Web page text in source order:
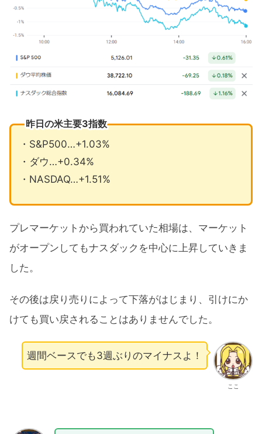
昨日の米主要3指数
・S&P500…+1.03%
・ダウ…+0.34%
・NASDAQ…+1.51%
プレマーケットから買われていた相場は、マーケット
がオープンしてもナスダックを中心に上昇していきま
した。
その後は戻り売りによって下落がはじまり、引けにか
けても買い戻されることはありませんでした。
ここ
週間ベースでも3週ぶりのマイナスよ！